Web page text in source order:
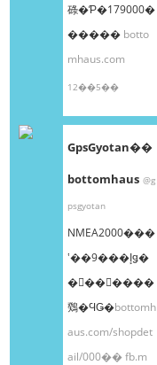
碌�Ƥ�179000�
����� botto
mhaus.com
12��5��
GpsGyotan��
bottomhaus @g
psgyotan
NMEA2000���
ʽ��9���إǥ�
�󥰥��󥵡����
䳫�ϤǤ�bottomh
aus.com/shopdet
ail/000��fb.m